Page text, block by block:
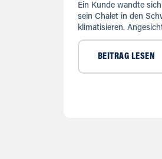
Ein Kunde wandte
sein Chalet in den
klimatisieren.
BEITRAG LESEN